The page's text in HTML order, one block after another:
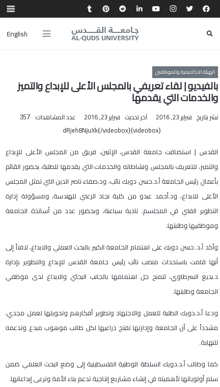
English
الهيئة الاكاديمية والموظفين
بالفيديو | لقاء تعريفي بالمجلس الأعلى للإبداع والتميز
والخدمات التي يقدمها
نشر بتاريخ فبراير 23, 2016 آخر تحديث فبراير 23, 2016 عدد المشاهدات: 357
{videobox}dRjeh8NjuXk{/videobox}
القدس | استضافت جامعة القدس، الإثنين، فريق من المجلس الأعلى للإبداع
والتميز، للتعريف بالمجلس ونشاطاته والخدمات التي يقدمها للطلبة، بحضور القائم
بأعمال رئيس الجامعة أ.د.حسن دويك نائب، ود.صفاء ناصر الدين التي تمثل المجلس
الأعلى للابداع، ود.أحمد عبدو من كلية نجاد الزعني للهندسة، ومسؤولة إدارة
التطوير الفني في المجلسم. نادية سباعنة، وبحضور عدد من أساتذة الجامعة
وموظفيها وطلبتها.
وأكد أ.د. حسن دويك على اهتمام الجامعة الكبير بالبحث العملي والابداع، لافتاً إلى
أنها قامت باستحداث منصب نائب رئيس جامعة القدس للإبداع والتطوير بإدارة
د.بديع السرطاوي، لتمنح جل اهتمامها بالجانب البحثي والابداع لدى موظفي
الجامعة وطلبتها.
ودعا أ.د.دويك الطلبة للعمل والاجتهاد وتطوير أفكارهم وتحويلها لعمل مجدي،
مشدداً على أن الجامعة وإدارتها تفتح ذراعيها لكل طالب موهوب مبدع وتدعمه
للنهاية.
كما وطالب أ.د.دويك السلطة الوطنية الفلسطينية إلى وضع البحث العلمي ضمن
سلم أولوياتها لأهميته في إنشاء مشاريع إنتاجية تدعم بناء الأمة وترعى إبداعاتها.